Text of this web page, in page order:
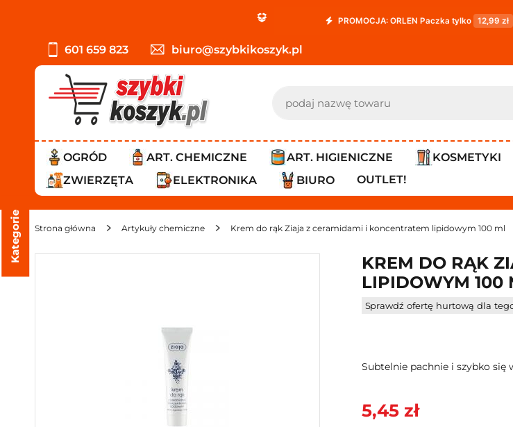
PROMOCJA: ORLEN Paczka tylko 12,99 zł !
601 659 823 biuro@szybkikoszyk.pl
OGRÓD ART. CHEMICZNE ART. HIGIENICZNE KOSMETYKI
ZWIERZĘTA
ELEKTRONIKA BIURO OUTLET!
Strona główna Artykuły chemiczne Krem do rąk Ziaja z ceramidami i koncentratem lipidowym 100 ml
Kategorie
KREM DO RĄK
LIPIDOWYM 100
Sprawdź ofertę hurtową dla
Subtelnie pachnie i szybko się
5,45 zł